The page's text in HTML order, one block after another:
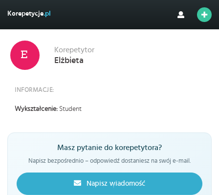
Korepetycje.pl
Korepetytor
Elżbieta
INFORMACJE:
Wykształcenie: Student
Masz pytanie do korepetytora?
Napisz bezpośrednio – odpowiedź dostaniesz na swój e-mail.
Napisz wiadomość